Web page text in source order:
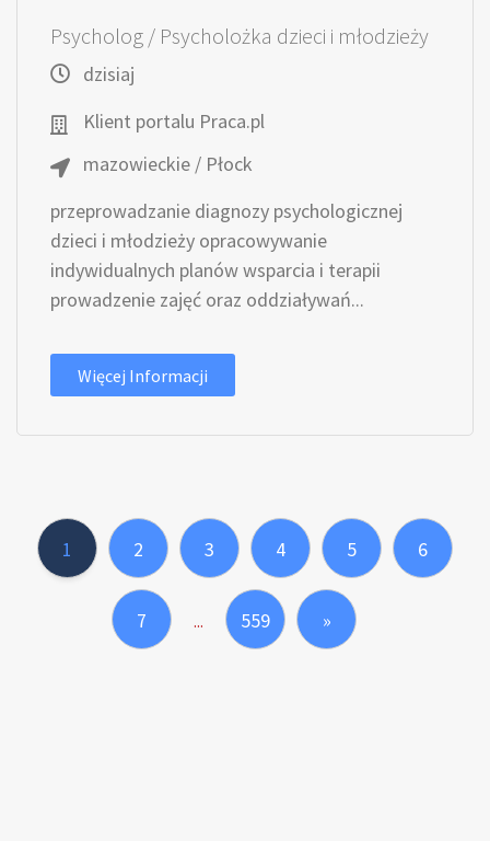
Psycholog / Psycholożka dzieci i młodzieży
dzisiaj
Klient portalu Praca.pl
mazowieckie / Płock
przeprowadzanie diagnozy psychologicznej
dzieci i młodzieży opracowywanie
indywidualnych planów wsparcia i terapii
prowadzenie zajęć oraz oddziaływań...
Więcej Informacji
1 2 3 4 5 6
7 ... 559 »